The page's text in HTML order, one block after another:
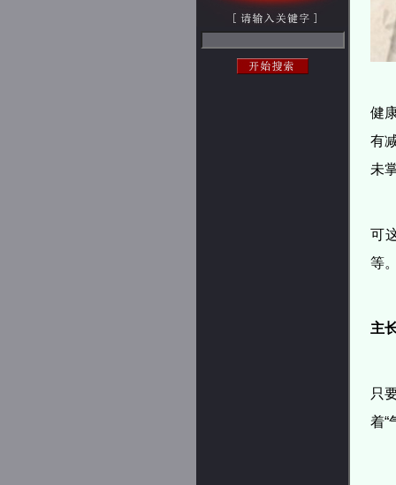
健
有
未
可
等
主
只
着“